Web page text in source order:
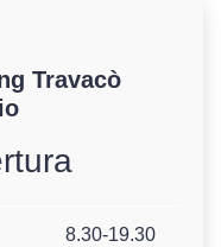
Travacò
8.30-19.30